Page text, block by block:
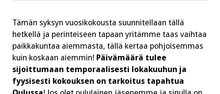
Tämän syksyn vuosikokousta suunnitellaan tällä
hetkellä ja perinteiseen tapaan yritämme taas vaihtaa
paikkakuntaa aiemmasta, tällä kertaa pohjoisemmas
kuin koskaan aiemmin! Päivämäärä tulee
sijoittumaan temporaalisesti lokakuuhun ja
fyysisesti kokouksen on tarkoitus tapahtua